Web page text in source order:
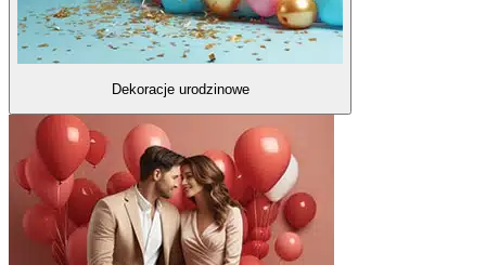
Dekoracje urodzinowe